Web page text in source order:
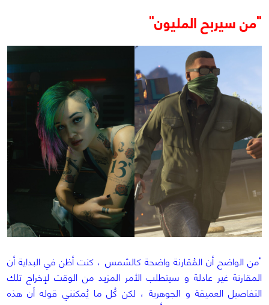
"من سيربح المليون"
"من الواضح أن المُقارنة واضحة كالشمس ، كنت أظن في البداية أن
المقارنة غير عادلة و سيتطلب الأمر المزيد من الوقت لإخراج تلك
التفاصيل العميقة و الجوهرية ، لكن كُل ما يُمكنني قوله أن هذه